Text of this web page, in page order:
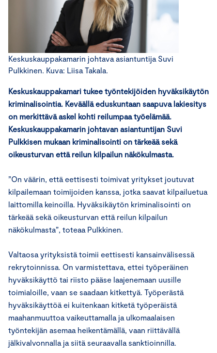
Keskuskauppakamarin johtava asiantuntija Suvi
Pulkkinen. Kuva: Liisa Takala.
Keskuskauppakamari tukee työntekijöiden hyväksikäytön
kriminalisointia. Keväällä eduskuntaan saapuva lakiesitys
on merkittävä askel kohti reilumpaa työelämää.
Keskuskauppakamarin johtavan asiantuntijan Suvi
Pulkkisen mukaan kriminalisointi on tärkeää sekä
oikeusturvan että reilun kilpailun näkökulmasta.
”On väärin, että eettisesti toimivat yritykset joutuvat
kilpailemaan toimijoiden kanssa, jotka saavat kilpailuetua
laittomilla keinoilla. Hyväksikäytön kriminalisointi on
tärkeää sekä oikeusturvan että reilun kilpailun
näkökulmasta”, toteaa Pulkkinen.
Valtaosa yrityksistä toimii eettisesti kansainvälisessä
rekrytoinnissa. On varmistettava, ettei työperäinen
hyväksikäyttö tai riisto pääse laajenemaan uusille
toimialoille, vaan se saadaan kitkettyä. Työperästä
hyväksikäyttöä ei kuitenkaan kitketä työperäistä
maahanmuuttoa vaikeuttamalla ja ulkomaalaisen
työntekijän asemaa heikentämällä, vaan riittävällä
jälkivalvonnalla ja siitä seuraavalla sanktioinnilla.